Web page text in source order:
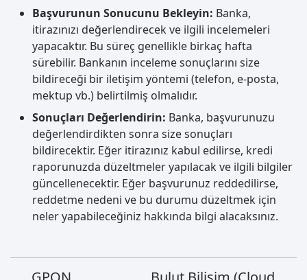
Başvurunun Sonucunu Bekleyin: Banka,
itirazınızı değerlendirecek ve ilgili incelemeleri
yapacaktır. Bu süreç genellikle birkaç hafta
sürebilir. Bankanın inceleme sonuçlarını size
bildireceği bir iletişim yöntemi (telefon, e-posta,
mektup vb.) belirtilmiş olmalıdır.
Sonuçları Değerlendirin: Banka, başvurunuzu
değerlendirdikten sonra size sonuçları
bildirecektir. Eğer itirazınız kabul edilirse, kredi
raporunuzda düzeltmeler yapılacak ve ilgili bilgiler
güncellenecektir. Eğer başvurunuz reddedilirse,
reddetme nedeni ve bu durumu düzeltmek için
neler yapabileceğiniz hakkında bilgi alacaksınız.